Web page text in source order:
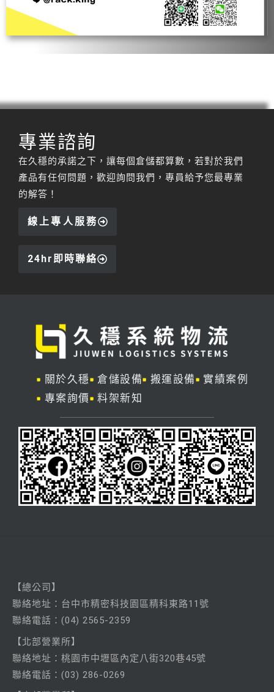
專業諮詢
在久穩的承諾之下，讓每個倉儲都算數，若對於我們
產品有任何問題，歡迎詢問我們，專員給予您最專業
的解答！
線上專人服務
24hr即時聯絡
關於久穩 倉儲設備 搬運設備
實績案例
專案詢價
料架新知
【總公司】
聯絡地址：台中市精密科技園區精科東路11號
聯絡電話： (04) 2565-2359
【北部營業所】
聯絡地址：桃園市中壢區內定八街320巷45號
聯絡電話： (03) 286-0269